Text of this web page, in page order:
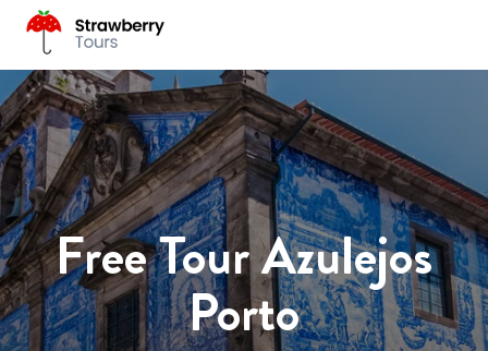
Free Tour Azulejos
Porto